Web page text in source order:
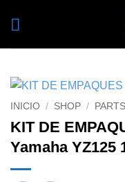
INICIO / SHOP / PARTS
KIT DE
Yamaha YZ125